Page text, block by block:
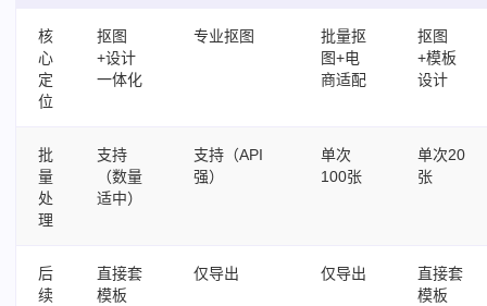
核
心
定
位
抠图
+设计
一体化
专业抠图
批量抠
图+电
商适配
抠图
+模板
设计
批
量
处
理
支持
（数量
适中）
支持（API
强）
单次
100张
单次20
张
后
续
直接套
模板
仅导出 仅导出
直接套
模板